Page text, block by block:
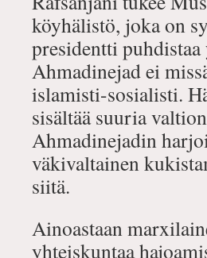
köyhälistö, joka on
presidentti
Ahmadinejad ei
islamisti-sosialisti.
sisältää suuria
Ahmadinejadin
väkivaltainen
siitä.
Ainoastaan
yhteiskuntaa